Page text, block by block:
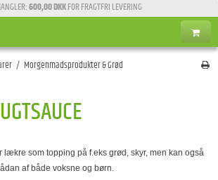
600,00 DKKFOR FRAGTFRI LEVERING
/ Morgenmadsprodukter & Grød
lækre som topping på f.eks grød, skyr, men kan også
af både voksne og børn.